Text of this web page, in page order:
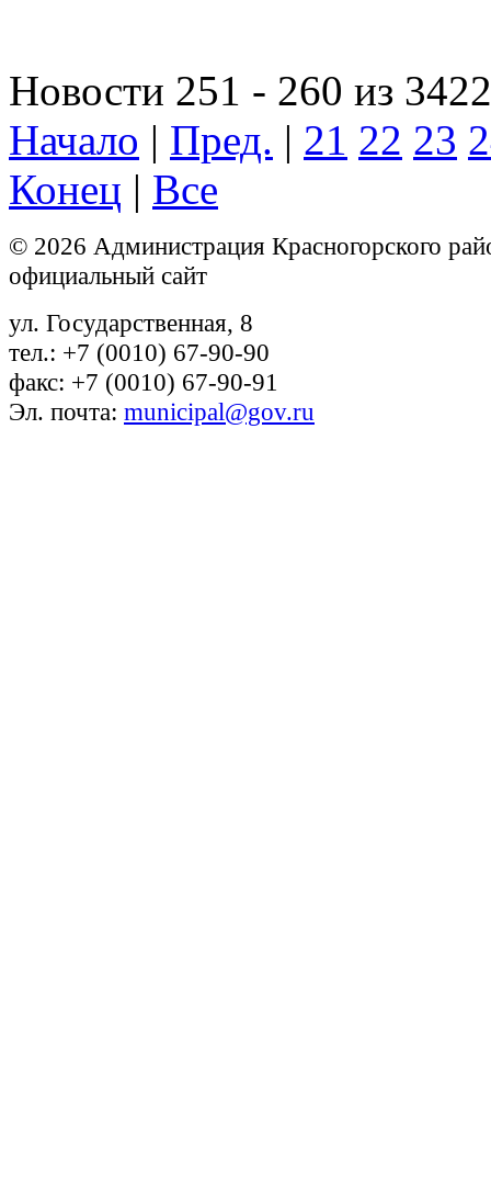
Новости 251 - 260 из 3422
Начало | Пред. | 21 22 23
Конец | Все
© 2026 Администрация Красногорского
официальный сайт
ул. Государственная, 8
тел.: +7 (0010) 67-90-90
факс: +7 (0010) 67-90-91
Эл. почта: municipal@gov.ru